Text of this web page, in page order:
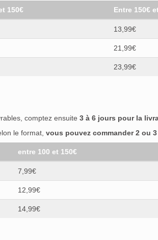
150€ Entre 150€
13,99€
21,99€
23,99€
comptez ensuite 3 à 6 jours pour la
le format, vous pouvez commander 2 ou
entre 100 et 150€
7,99€
12,99€
14,99€